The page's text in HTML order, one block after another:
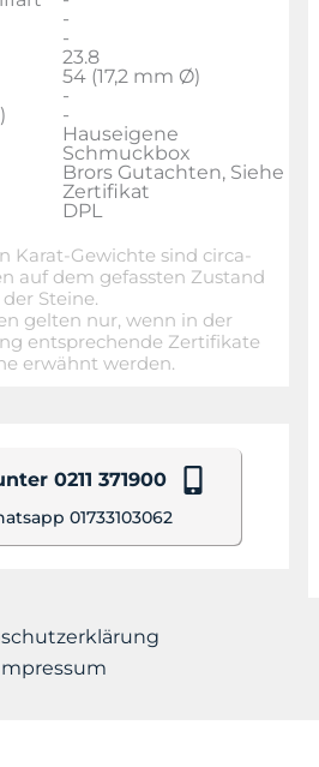
-
-
23.8
54 (17,2 mm Ø)
-
-
Hauseigene
Schmuckbox
Brors Gutachten, Siehe
Zertifikat
DPL
Karat-Gewichte sind circa-
auf dem gefassten Zustand
der Steine.
gelten nur, wenn in der
entsprechende Zertifikate
erwähnt werden.
0211 371900
01733103062